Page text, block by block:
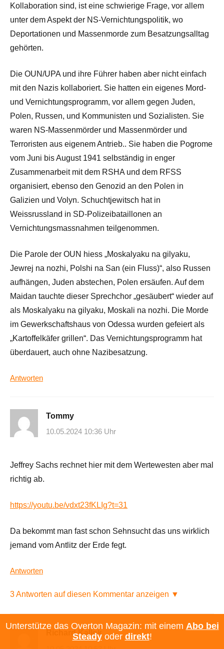
Kollaboration sind, ist eine schwierige Frage, vor allem
unter dem Aspekt der NS-Vernichtungspolitik, wo
Deportationen und Massenmorde zum Besatzungsalltag
gehörten.
Die OUN/UPA und ihre Führer haben aber nicht einfach
mit den Nazis kollaboriert. Sie hatten ein eigenes Mord-
und Vernichtungsprogramm, vor allem gegen Juden,
Polen, Russen, und Kommunisten und Sozialisten. Sie
waren NS-Massenmörder und Massenmörder und
Terroristen aus eigenem Antrieb.. Sie haben die Pogrome
vom Juni bis August 1941 selbständig in enger
Zusammenarbeit mit dem RSHA und dem RFSS
organisiert, ebenso den Genozid an den Polen in
Galizien und Volyn. Schuchtjewitsch hat in
Weissrussland in SD-Polizeibataillonen an
Vernichtungsmassnahmen teilgenommen.
Die Parole der OUN hiess „Moskalyaku na gilyaku,
Jewrej na nozhi, Polshi na San (ein Fluss)“, also Russen
aufhängen, Juden abstechen, Polen ersäufen. Auf dem
Maidan tauchte dieser Sprechchor „gesäubert“ wieder auf
als Moskalyaku na gilyaku, Moskali na nozhi. Die Morde
im Gewerkschaftshaus von Odessa wurden gefeiert als
„Kartoffelkäfer grillen“. Das Vernichtungsprogramm hat
überdauert, auch ohne Nazibesatzung.
Antworten
Tommy
10.05.2024 10:36 Uhr
Jeffrey Sachs rechnet hier mit dem Wertewesten aber mal
richtig ab.
https://youtu.be/vdxt23fKLIg?t=31
Da bekommt man fast schon Sehnsucht das uns wirklich
jemand vom Antlitz der Erde fegt.
Antworten
3 Antworten auf diesen Kommentar anzeigen ▼
Richard Kallok
Unterstütze das Overton Magazin: mit einem Abo bei
Steadyoder direkt!